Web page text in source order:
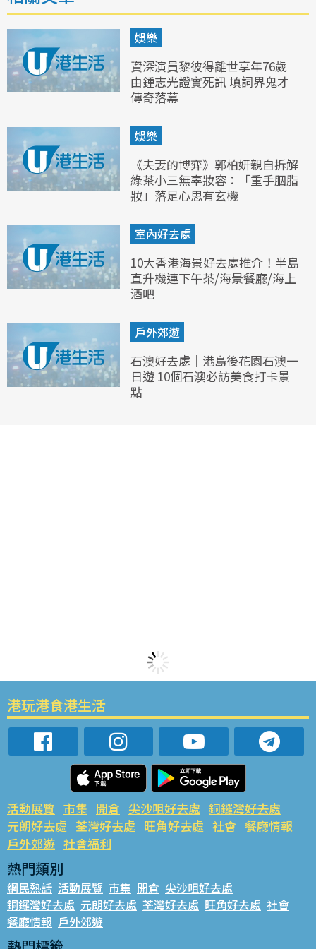
娛樂
資深演員黎彼得離世享年76歲
由鍾志光證實死訊 填詞界鬼才
傳奇落幕
娛樂
《夫妻的博弈》郭柏妍親自拆解
綠茶小三無辜妝容：「重手胭脂
妝」落足心思有玄機
室內好去處
10大香港海景好去處推介！半島
直升機連下午茶/海景餐廳/海上
酒吧
戶外郊遊
石澳好去處｜港島後花園石澳一
日遊 10個石澳必訪美食打卡景
點
港玩港食港生活
活動展覽 市集 開倉 尖沙咀好去處 銅鑼灣好去處
元朗好去處 荃灣好去處 旺角好去處 社會 餐廳情報
戶外郊遊 社會福利
熱門類別
網民熱話 活動展覽 市集 開倉 尖沙咀好去處
銅鑼灣好去處 元朗好去處 荃灣好去處 旺角好去處 社會
餐廳情報 戶外郊遊